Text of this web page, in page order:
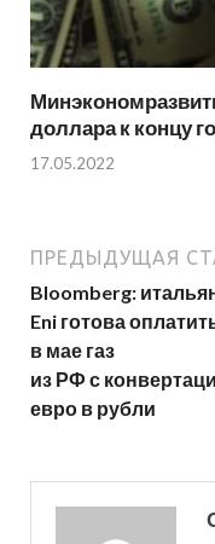
доллара к концу
17.05.2022
ПРЕДЫДУЩАЯ
Bloomberg:
Eni готова
в мае газ
из РФ с
евро в рубли